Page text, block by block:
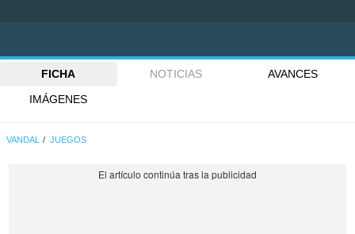
FICHA NOTICIAS
AVANCES
IMÁGENES
VANDAL JUEGOS